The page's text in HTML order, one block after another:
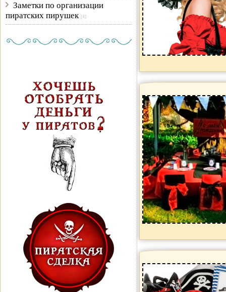
Заметки по организации
пиратских пирушек [4]
читать увеличить
читать увеличить